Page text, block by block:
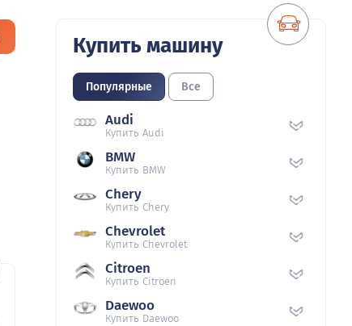
Купить машину
Популярные Все
Audi
Купить Audi
BMW
Купить BMW
Chery
Купить Chery
Chevrolet
Купить Chevrolet
Citroen
Купить Citroen
Daewoo
Купить Daewoo